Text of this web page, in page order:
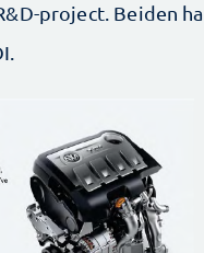
project. Beiden